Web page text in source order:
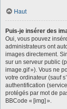
Haut
Puis-je insérer des
Oui, vous pouvez
administrateurs ont
images directement.
sur un serveur public
image.gif »). Vous ne
votre ordinateur (sauf
authentification
protégés par mot de
BBCode « [img] ».